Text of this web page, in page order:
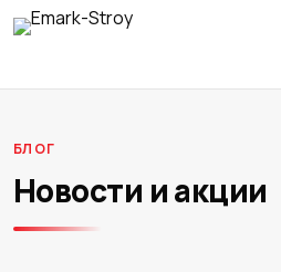
БЛОГ
Новости и акции